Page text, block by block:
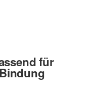
für